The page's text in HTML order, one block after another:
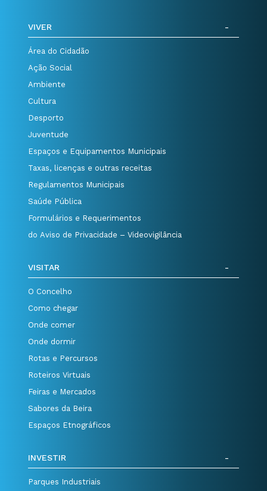
VIVER
Área do Cidadão
Ação Social
Ambiente
Cultura
Desporto
Juventude
Espaços e Equipamentos Municipais
Taxas, licenças e outras receitas
Regulamentos Municipais
Saúde Pública
Formulários e Requerimentos
do Aviso de Privacidade – Videovigilância
VISITAR
O Concelho
Como chegar
Onde comer
Onde dormir
Rotas e Percursos
Roteiros Virtuais
Feiras e Mercados
Sabores da Beira
Espaços Etnográficos
INVESTIR
Parques Industriais